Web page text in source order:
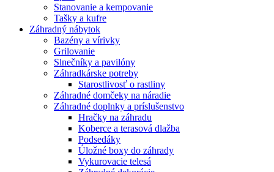
Stanovanie a kempovanie
Tašky a kufre
Záhradný nábytok
Bazény a vírivky
Grilovanie
Slnečníky a pavilóny
Záhradkárske potreby
Starostlivosť o rastliny
Záhradné domčeky na náradie
Záhradné doplnky a príslušenstvo
Hračky na záhradu
Koberce a terasová dlažba
Podsedáky
Úložné boxy do záhrady
Vykurovacie telesá